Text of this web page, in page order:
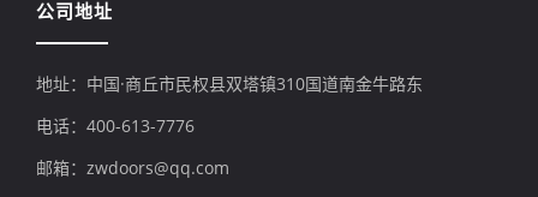
公司地址
地址：中国·商丘市民权县双塔镇310国道南金牛路东
电话：400-613-7776
邮箱：zwdoors@qq.com